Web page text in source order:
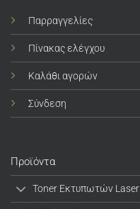
Παρραγγελίες
Πίνακας ελέγχου
Καλάθι αγορών
Σύνδεση
Προϊόντα
Toner Εκτυπωτών Laser